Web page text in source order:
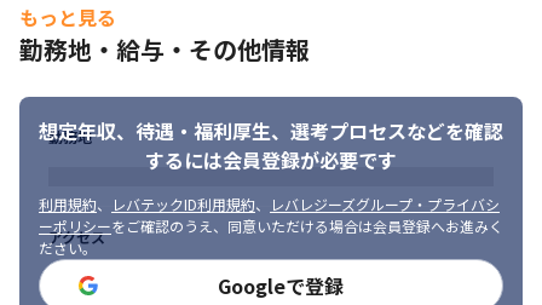
- サーバーサイド開発経験（補助的に API やイベント定義を理解で
きるレベル）
【求める人物像】
・チーム内外を含めてコミュニケーションを円滑に行い、分け隔
てなく交流かつ協働推進できる方
・柔軟性を持ち、自ら考えて行動ができる方
・新しい技術を学ぶ意欲がある方
もっと見る
勤務地・給与・その他情報
想定年収、待遇・福利厚生、 選考プロセスなどを確認
するには会員登録が必要です
利用規約、 レバテックID利用規約、
レバレジーズグループ・プライバシ
ーポリシーをご確認のうえ、同意いただける場合は会員登録へお進みく
ださい。
Googleで登録
勤務地
アクセス